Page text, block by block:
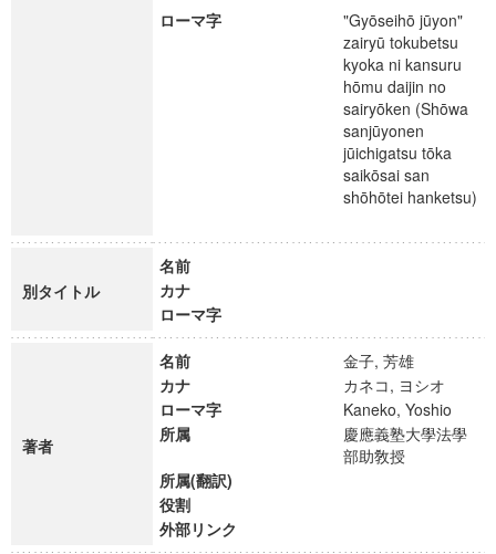
ローマ字
"Gyōseihō jūyon"
zairyū tokubetsu
kyoka ni kansuru
hōmu daijin no
sairyōken (Shōwa
sanjūyonen
jūichigatsu tōka
saikōsai san
shōhōtei hanketsu)
別タイトル
名前
カナ
ローマ字
著者
名前
金子, 芳雄
カナ
カネコ, ヨシオ
ローマ字
Kaneko, Yoshio
所属
慶應義塾大學法學
部助敎授
所属(翻訳)
役割
外部リンク